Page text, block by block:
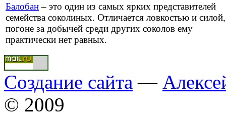
Балобан– это один из самых ярких представителей
семейства соколиных. Отличается ловкостью и
погоне за добычей среди других соколов ему
практически нет равных.
Создание сайта —
© 2009